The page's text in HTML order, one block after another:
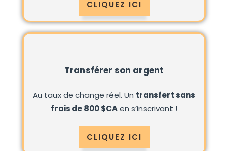
CLIQUEZ ICI
Transférer son argent
Au taux de change réel. Un transfert sans
frais de 800 $CAen s’inscrivant !
CLIQUEZ ICI